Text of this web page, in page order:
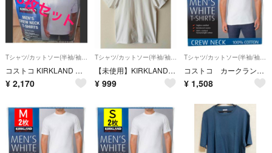
Tシャツ/カットソー(半袖/袖なし)
コストコ KIRKLAND カークランド クルーネックTシャツ Lサイズ 3枚
¥ 2,170
Tシャツ/カットソー(半袖/袖なし)
【未使用】KIRKLAND Signature クルーネックTシャツ ホワイトM
¥ 999
Tシャツ/カットソー(半袖/袖なし)
コストコ カークランド メンズ ホワイトTシャツ Lサイズ 2枚
¥ 1,508